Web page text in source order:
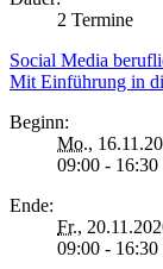
2 Termine
Social Media
Mit Einführung in
Beginn:
Mo.,
09:00 -
Ende:
Fr.,
09:00 -